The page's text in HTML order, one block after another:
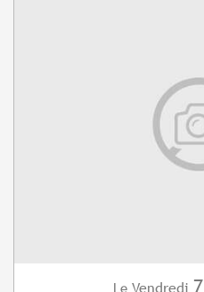
Le Vendredi 7